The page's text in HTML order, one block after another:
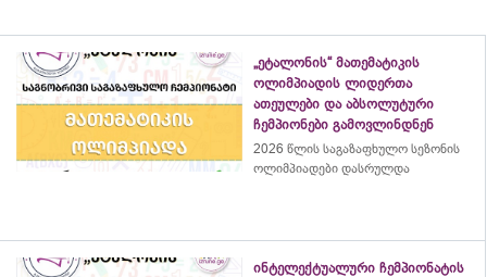
„ეტალონის“ მათემატიკის
ოლიმპიადის ლიდერთა
ათეულები და აბსოლუტური
ჩემპიონები გამოვლინდნენ
2026 წლის საგაზაფხულო სეზონის
ოლიმპიადები დასრულდა
ინტელექტუალური ჩემპიონატის